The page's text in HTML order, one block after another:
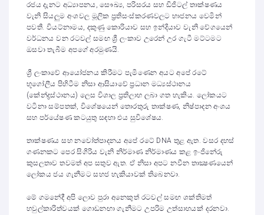
රජය දැනට අධ්‍යාපනය, සෞඛ්‍ය, පරිසරය සහ ඩිජිටල් තාක්ෂණය
වැනි සියලුම අංශවල මූලික ප්‍රතිසංස්කරණවලට භාජනය වෙමින්
පවතී. වියට්නාමය, දකුණු කොරියාව සහ ඉන්දියාව වැනි වේගයෙන්
වර්ධනය වන රටවල් සමඟ ශ්‍රී ලංකාව උරෙන් උර ගැටී මට්ටමට
ඔසවා තැබීම අපගේ අරමුණයි.
ශ්‍රී ලංකාවේ ආයෝජනය කිරීමට පැමිණෙන අයට අපේ රටේ
භූගෝලීය පිහිටීම නිසා ආසියාවේ ප්‍රධාන මධ්‍යස්ථානය
(කේන්ද්‍රස්ථානය) ලෙස විශාල ප්‍රතිලාභ ලබා ගත හැකිය. ලෝකයට
වටිනා සම්පතක්, විශේෂයෙන් තොරතුරු තාක්ෂණ, නිෂ්පාදන අංශය
සහ පර්යේෂණ කටයුතු සඳහා එය සුවිශේෂය.
තාක්ෂණය සහ නවෝත්පාදනය අපේ රටේ DNA තුළ ඇත. වසර දහස්
ගණනකට පෙර සිගිරිය වැනි නිර්මාණ නිර්මාණය කළ ඉංජිනේරු
කුසලතාව තවමත් අප සතුව ඇත. ඒ නිසා අපට නවීන තාක්‍ෂණයෙන්
ලෝකය ජය ගැනීමට සහජ හැකියාවක් තිබෙනවා.
මේ ගමනේදී අපි ලොව පුරා අනෙකුත් රටවල් සමඟ ශක්තිමත්
හවුල්කාරිත්වයක් ගොඩනඟා ගැනීමට උපරිම උත්සාහයක් දරනවා.